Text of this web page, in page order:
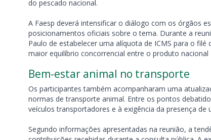
do pescado nacional.
A Faesp deverá intensificar o diálogo com os órgãos
posicionamentos oficiais sobre o tema. Durante a
Paulo de estabelecer uma alíquota de ICMS para o
maior equilíbrio concorrencial entre o produto
Bem-estar animal no transporte
Os participantes também acompanharam uma
normas de transporte animal. Entre os pontos
veículos transportadores e à exigência da presença
Segundo informações apresentadas na reunião, a